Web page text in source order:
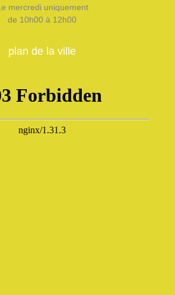
Le mercredi uniquement
de 10h00 à 12h00
plan de la ville